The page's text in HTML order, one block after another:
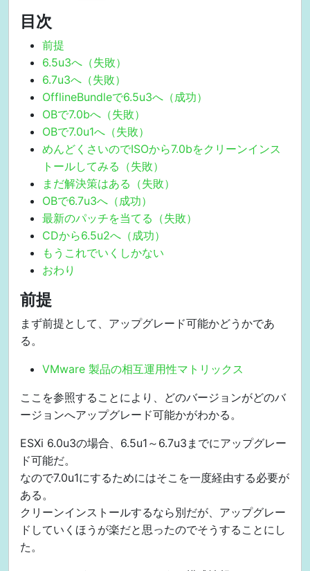
目次
前提
6.5u3へ（失敗）
6.7u3へ（失敗）
OfflineBundleで6.5u3へ（成功）
OBで7.0bへ（失敗）
OBで7.0u1へ（失敗）
めんどくさいのでISOから7.0bをクリーンインス
トールしてみる（失敗）
まだ解決策はある（失敗）
OBで6.7u3へ（成功）
最新のパッチを当てる（失敗）
CDから6.5u2へ（成功）
もうこれでいくしかない
おわり
前提
まず前提として、アップグレード可能かどうかであ
る。
VMware 製品の相互運用性マトリックス
ここを参照することにより、どのバージョンがどのバ
ージョンへアップグレード可能かがわかる。
ESXi 6.0u3の場合、6.5u1～6.7u3までにアップグレー
ド可能だ。
なので7.0u1にするためにはそこを一度経由する必要が
ある。
クリーンインストールするなら別だが、アップグレー
ドしていくほうが楽だと思ったのでそうすることにし
た。